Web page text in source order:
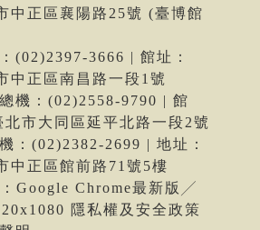
中正區襄陽路25號 (臺博館
(02)2397-3666 | 館址：
中正區南昌路一段1號
機：(02)2558-9790 | 館
市大同區延平北路一段2號
：(02)2382-2699 | 地址：
中正區館前路71號5樓
Google Chrome最新版╱
隱私權及安全政策